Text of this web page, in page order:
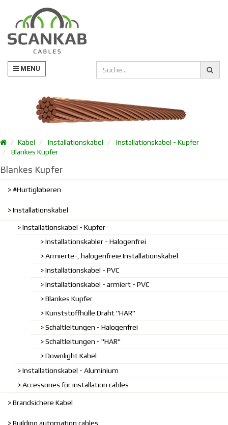
MENU
Kabel Installationskabel
Installationskabel - Kupfer
Blankes Kupfer
Blankes Kupfer
#Hurtigløberen
Installationskabel
Installationskabel - Kupfer
Installationskabler - Halogenfrei
Armierte-, halogenfreie Installationskabel
Installationskabel - PVC
Installationskabel - armiert - PVC
Blankes Kupfer
Kunststoffhülle Draht "HAR"
Schaltleitungen - Halogenfrei
Schaltleitungen - "HAR"
Downlight Kabel
Installationskabel - Aluminium
Accessories for installation cables
Brandsichere Kabel
Building automation cables